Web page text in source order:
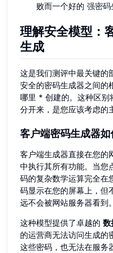
败而一个好的 强密码
理解安全模型：
生成
这是我们测评中最关键的
安全的密码生成器之间的
哪里 * 创建的。这种区别
分开来，是您应该考虑的
客户端密码生成器
客户端生成器直接在您的
中执行其所有功能。当您
码的复杂数学运算完全在
码显示在您的屏幕上，但
远不会被网站服务器看到。
这种模型提供了卓越的 数
的运营商无法访问生成的
这些密码，也无法在服务